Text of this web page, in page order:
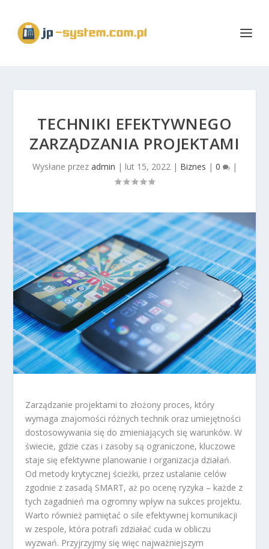
TECHNIKI EFEKTYWNEGO
ZARZĄDZANIA PROJEKTAMI
Wysłane przez admin | lut 15, 2022| Biznes | 0 |
Zarządzanie projektami to złożony proces, który
wymaga znajomości różnych technik oraz umiejętności
dostosowywania się do zmieniających się warunków. W
świecie, gdzie czas i zasoby są ograniczone, kluczowe
staje się efektywne planowanie i organizacja działań.
Od metody krytycznej ścieżki, przez ustalanie celów
zgodnie z zasadą SMART, aż po ocenę ryzyka – każde z
tych zagadnień ma ogromny wpływ na sukces projektu.
Warto również pamiętać o sile efektywnej komunikacji
w zespole, która potrafi zdziałać cuda w obliczu
wyzwań. Przyjrzyjmy się więc najważniejszym